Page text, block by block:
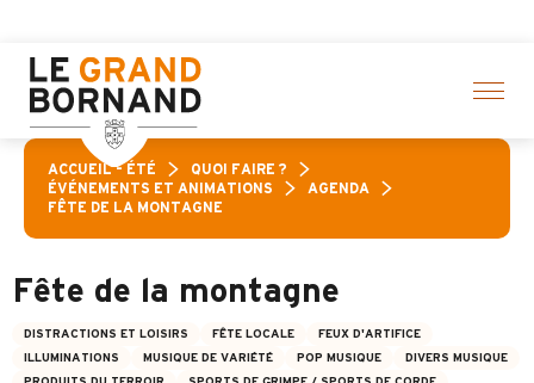
contenu
principal
ACCUEIL – ÉTÉ
QUOI FAIRE ?
ÉVÉNEMENTS ET ANIMATIONS
AGENDA
FÊTE DE LA MONTAGNE
Fête de la montagne
DISTRACTIONS ET LOISIRS FÊTE LOCALE
FEUX D'ARTIFICE
ILLUMINATIONS
MUSIQUE DE VARIÉTÉ POP MUSIQUE
DIVERS MUSIQUE